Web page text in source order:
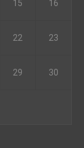
15 16
22 23
29 30